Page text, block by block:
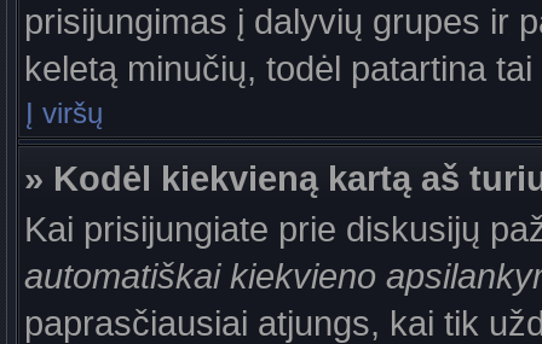
prisijungimas į dalyvių grupes ir
keletą minučių, todėl patartina
Į viršų
» Kodėl kiekvieną kartą aš
Kai prisijungiate prie diskusijų
automatiškai kiekvieno
paprasčiausiai atjungs, kai tik